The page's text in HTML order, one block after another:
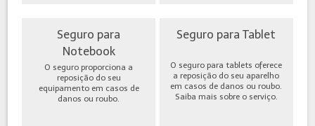
Seguro para
Notebook
O seguro proporciona a
reposição do seu
equipamento em casos de
danos ou roubo.
Seguro para Tablet
O seguro para tablets oferece
a reposição do seu aparelho
em casos de danos ou roubo.
Saiba mais sobre o serviço.